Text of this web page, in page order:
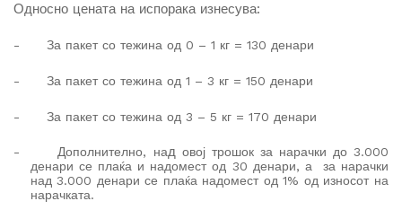
Односно цената на испорака изнесува:
- За пакет со тежина од 0 – 1 кг = 130 денари
- За пакет со тежина од 1 – 3 кг = 150 денари
- За пакет со тежина од 3 – 5 кг = 170 денари
- Дополнително, надовој трошок за нарачки до 3.000
денари се плаќа и надомест од 30 денари, а
за нарачки
над 3.000 денари се плаќа надомест од 1% од износот на
нарачката.